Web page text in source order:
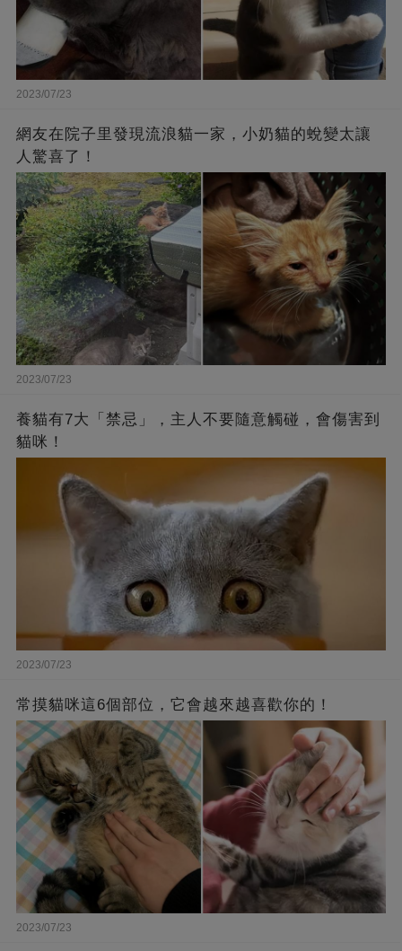
2023/07/23
網友在院子里發現流浪貓一家，小奶貓的蛻變太讓
人驚喜了！
2023/07/23
養貓有7大「禁忌」，主人不要隨意觸碰，會傷害到
貓咪！
2023/07/23
常摸貓咪這6個部位，它會越來越喜歡你的！
2023/07/23